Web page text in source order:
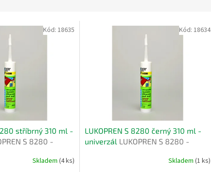
stříbrný 310 ml -
S 8280 -
Skladem (4 ks)
Kód: 18635
LUKOPREN S 8280 černý 310 ml -
univerzál LUKOPREN S 8280 -
Skladem (1 ks)
Kód: 18634